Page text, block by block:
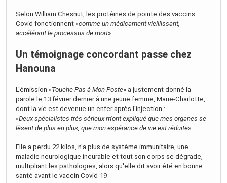
Selon William Chesnut, les protéines de pointe des vaccins
Covid fonctionnent «comme un médicament vieillissant,
accélérant le processus de mort».
Un témoignage concordant passe chez
Hanouna
L'émission «Touche Pas à Mon Poste» a justement donné la
parole le 13 février dernier à une jeune femme, Marie-Charlotte,
dont la vie est devenue un enfer après l'injection :
«Deux spécialistes très sérieux m'ont expliqué que mes organes se
lèsent de plus en plus, que mon espérance de vie est réduite».
Elle a perdu 22 kilos, n'a plus de système immunitaire, une
maladie neurologique incurable et tout son corps se dégrade,
multipliant les pathologies, alors qu'elle dit avoir été en bonne
santé avant le vaccin Covid-19 :